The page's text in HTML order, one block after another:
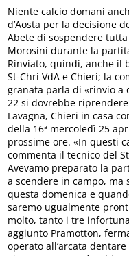
Niente calcio domani
d’Aosta per la decisione
Abete di sospendere
Morosini durante la
Rinviato, quindi, anche il
St-Chri VdA e Chieri; la
granata parla di «rinvio a
22 si dovrebbe
Lavagna, Chieri in casa
della 16ª mercoledì 25
prossime ore. «In questi
commenta il tecnico del
Avevamo preparato la
a scendere in campo, ma
questa domenica e
saremo ugualmente
molto, tanto i tre
aggiunto Pramotton,
operato all’arcata